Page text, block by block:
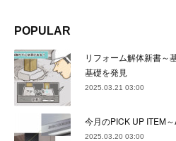
(24)
22)
(22)
(22)
(23 )
(24
(21
(24)
(22 )
(23
(23
(22)
(23)
(23
(22)
(22)
(24
(24)
(22)
(21)
(27)
(17)
(32)
(36)
POPULAR
リフォーム解体新書～
基礎を発見
2025.03.21 03:00
今月のPICK UP ITEM
2025.03.20 03:00